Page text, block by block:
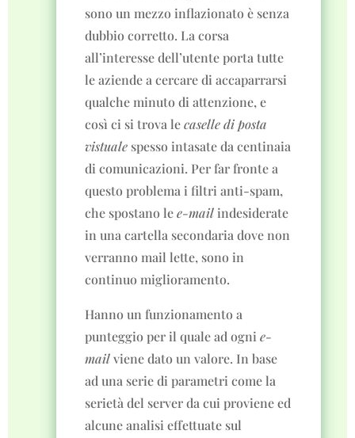
sono un mezzo inflazionato è senza
dubbio corretto. La corsa
all’interesse dell’utente porta tutte
le aziende a cercare di accaparrarsi
qualche minuto di attenzione, e
così ci si trova lecaselle di posta
vistuale spesso intasate da centinaia
di comunicazioni. Per far fronte a
questo problema i filtri anti-spam,
che spostano lee-mail indesiderate
in una cartella secondaria dove non
verranno mail lette, sono in
continuo miglioramento.
Hanno un funzionamento a
punteggio per il quale ad ognie-
mailviene dato un valore. In base
ad una serie di parametri come la
serietà del server da cui proviene ed
alcune analisi effettuate sul